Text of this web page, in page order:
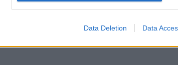
Data Deletion Data